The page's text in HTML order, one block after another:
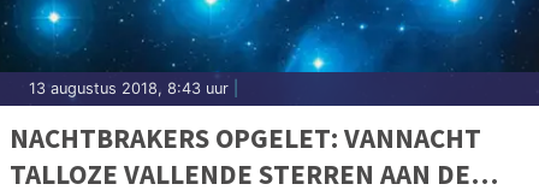
13 augustus 2018, 8:43 uur
NACHTBRAKERS OPGELET: VANNACHT
TALLOZE VALLENDE STERREN AAN DE